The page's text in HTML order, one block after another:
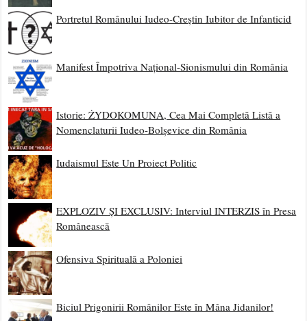
Portretul Românului Iudeo-Creștin Iubitor de Infanticid
Manifest Împotriva Național-Sionismului din România
Istorie: ŻYDOKOMUNA, Cea Mai Completă Listă a
Nomenclaturii Iudeo-Bolșevice din România
Iudaismul Este Un Proiect Politic
EXPLOZIV ȘI EXCLUSIV: Interviul INTERZIS în Presa
Românească
Ofensiva Spirituală a Poloniei
Biciul Prigonirii Românilor Este în Mâna Jidanilor!